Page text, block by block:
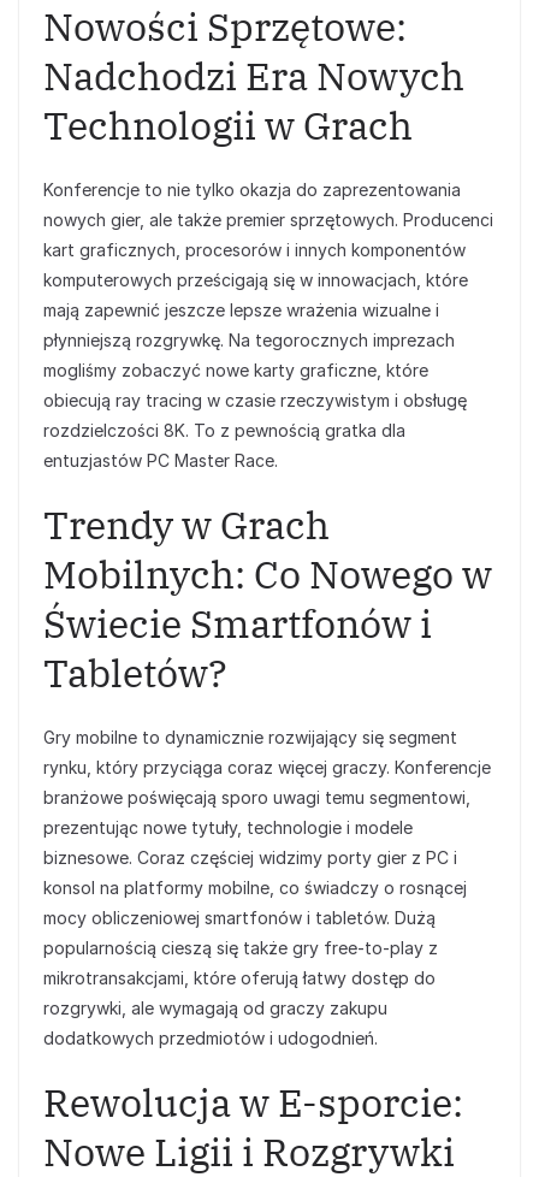
Nowości Sprzętowe:
Nadchodzi Era Nowych
Technologii w Grach
Konferencje to nie tylko okazja do zaprezentowania
nowych gier, ale także premier sprzętowych. Producenci
kart graficznych, procesorów i innych komponentów
komputerowych prześcigają się w innowacjach, które
mają zapewnić jeszcze lepsze wrażenia wizualne i
płynniejszą rozgrywkę. Na tegorocznych imprezach
mogliśmy zobaczyć nowe karty graficzne, które
obiecują ray tracing w czasie rzeczywistym i obsługę
rozdzielczości 8K. To z pewnością gratka dla
entuzjastów PC Master Race.
Trendy w Grach
Mobilnych: Co Nowego w
Świecie Smartfonów i
Tabletów?
Gry mobilne to dynamicznie rozwijający się segment
rynku, który przyciąga coraz więcej graczy. Konferencje
branżowe poświęcają sporo uwagi temu segmentowi,
prezentując nowe tytuły, technologie i modele
biznesowe. Coraz częściej widzimy porty gier z PC i
konsol na platformy mobilne, co świadczy o rosnącej
mocy obliczeniowej smartfonów i tabletów. Dużą
popularnością cieszą się także gry free-to-play z
mikrotransakcjami, które oferują łatwy dostęp do
rozgrywki, ale wymagają od graczy zakupu
dodatkowych przedmiotów i udogodnień.
Rewolucja w E-sporcie:
Nowe Ligii i Rozgrywki